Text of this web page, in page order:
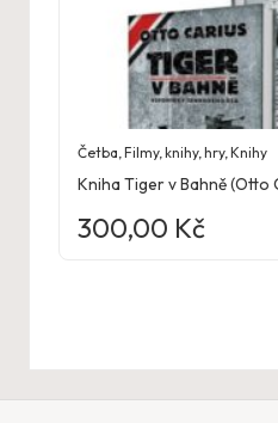
Četba ,Filmy, knihy, hry,Knihy
Kniha Tiger v Bahně (Otto
300,00 Kč